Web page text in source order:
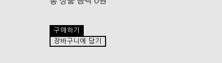
구매하기
장바구니에 담기